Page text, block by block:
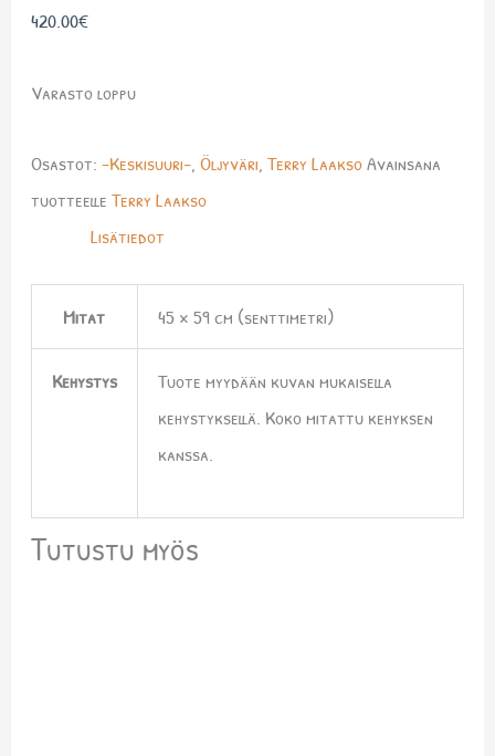
420.00€
Varasto loppu
Osastot: -Keskisuuri-, Öljyväri, Terry LaaksoAvainsana
tuotteelle Terry Laakso
Lisätiedot
Mitat 45 × 59 cm (senttimetri)
Kehystys
Tuote myydään kuvan mukaisella
kehystyksellä. Koko mitattu kehyksen
kanssa.
Tutustu myös